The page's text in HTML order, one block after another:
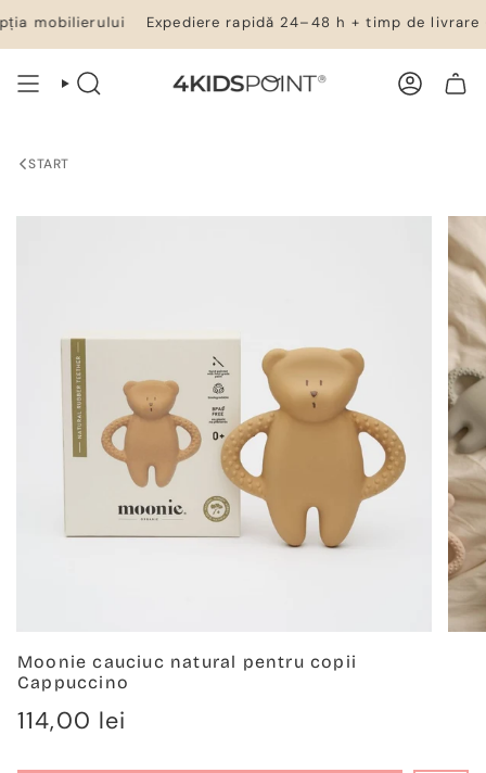
la
conținut
mobilierului Expediere rapidă 24–48 h + timp de
CĂUTARE CONT
START
Moonie cauciuc natural pentru copii
Cappuccino
Regulärer
114,00 lei